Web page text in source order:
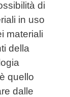
di
in uso
materiali
della
quello
dalle